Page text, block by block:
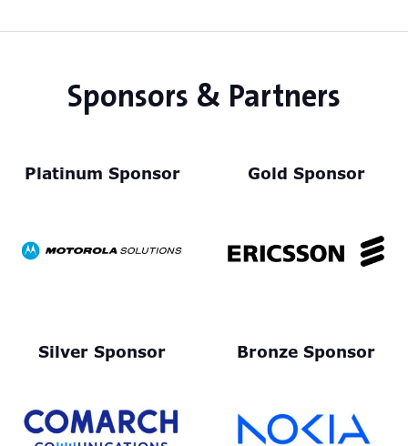
Sponsors & Partners
Platinum Sponsor Gold Sponsor
Silver Sponsor Bronze Sponsor